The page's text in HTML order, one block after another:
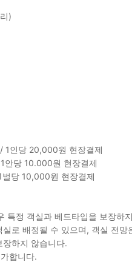
)
1인당 20,000원 현장결제
안당 10.000원 현장결제
당 10,000원 현장결제
특정 객실과 베드타입을 보장하
로 배정될 수 있으며, 객실 전망
하지 않습니다.
합니다.